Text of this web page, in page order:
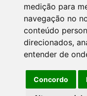
medição para
navegação no
conteúdo
direcionados,
entender de
Concordo
Advertising
Contact Us
Follow us on
Watch us on